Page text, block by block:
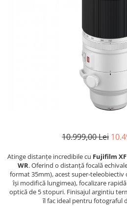
Convertoare pe filet foto video
Huse protectie filtre gel
Huse protectie acumulatori foto
Adaptoare pentru convertoare sau
Carcase de tip Cage, pentru
Huse de ploaie
Microfoane / Reportofoane
Nivela patina
Ocular
Camere Video Compacte
Huse si genti pentru studio
Becuri si lampa blitz studio
Suruburi si piulite, adaptoare de
Video - Convertoare pe filet
Acumulatori si incarcatoare S.H.
Adaptoare pentru compacte
10.999,00 Lei
Atinge distanțe incredibile cu Fujifilm XF
WR. Oferind o distanță focală
format 35mm), acest super-teleobiectiv
își modifică lungimea), focalizare
optică de 5 stopuri. Finisajul argintiu
îl fac ideal pentru fotograful